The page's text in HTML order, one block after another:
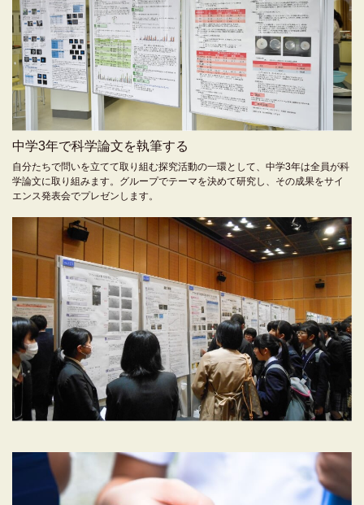
中学3年で科学論文を執筆する
自分たちで問いを立てて取り組む探究活動の一環として、中学3年は全員が科
学論文に取り組みます。グループでテーマを決めて研究し、その成果をサイ
エンス発表会でプレゼンします。